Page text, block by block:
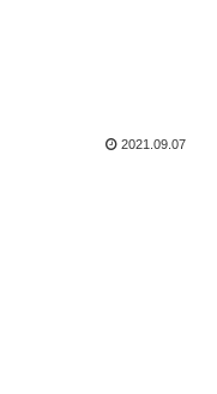
2021.09.07